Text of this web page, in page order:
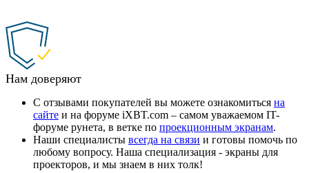
Нам доверяют
С отзывами покупателей вы можете ознакомиться на
сайте и на форуме iXBT.com – самом уважаемом IT-
форуме рунета, в ветке по проекционным экранам.
Наши специалисты всегда на связи и готовы помочь по
любому вопросу. Наша специализация - экраны для
проекторов, и мы знаем в них толк!